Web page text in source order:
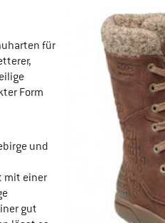
für
Form
und
mit einer
gut